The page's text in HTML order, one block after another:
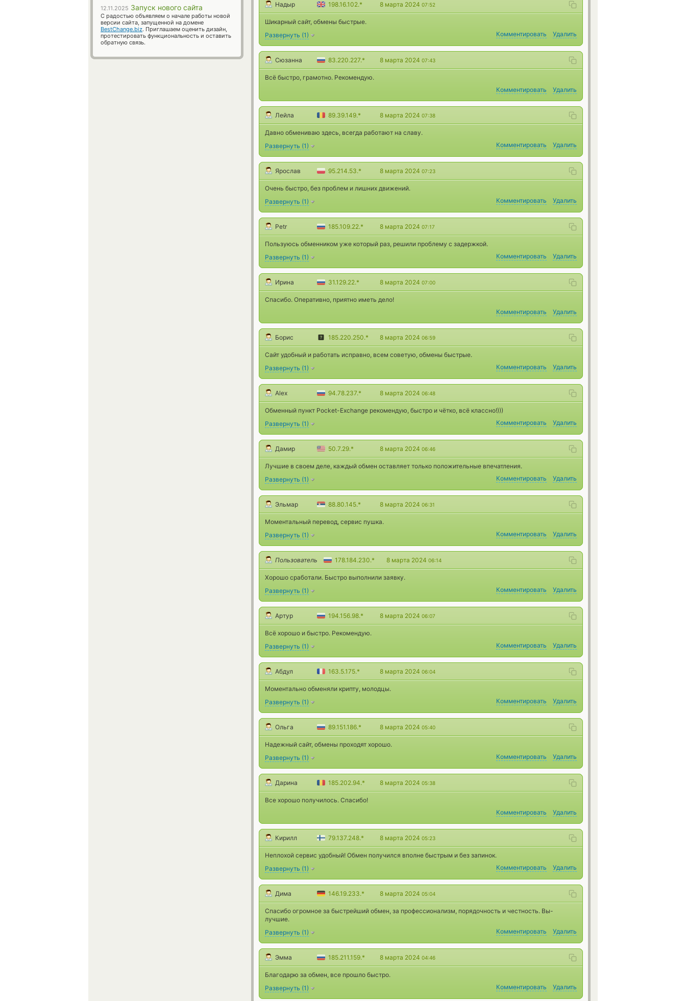
Надыр 198.16.102.* 8 марта 2024 07:52
Шикарный сайт, обмены быстрые.
Развернуть (1) Комментировать Удалить
Сюзанна 83.220.227.* 8 марта 2024 07:43
Всё быстро, грамотно. Рекомендую.
Комментировать
Удалить
Лейла 89.39.149.* 8 марта 2024 07:38
Давно обмениваю здесь, всегда работают на славу.
Развернуть (1) Комментировать Удалить
Ярослав 95.214.53.* 8 марта 2024 07:23
Очень быстро, без проблем и лишних движений.
Развернуть (1) Комментировать Удалить
Petr 185.109.22.* 8 марта 2024 07:17
Пользуюсь обменником уже который раз, решили проблему с задержкой.
Развернуть (1) Комментировать Удалить
Ирина 31.129.22.* 8 марта 2024 07:00
Спасибо. Оперативно, приятно иметь дело!
Комментировать
Удалить
Борис 185.220.250.* 8 марта 2024 06:59
Сайт удобный и работать исправно, всем советую, обмены быстрые.
Развернуть (1) Комментировать Удалить
Alex 94.78.237.* 8 марта 2024 06:48
Обменный пункт Pocket-Exchange рекомендую, быстро и чётко, всё классно!)))
Развернуть (1) Комментировать Удалить
Дамир 50.7.29.* 8 марта 2024 06:46
Лучшие в своем деле, каждый обмен оставляет только положительные впечатления.
Развернуть (1) Комментировать Удалить
Эльмар 88.80.145.* 8 марта 2024 06:31
Моментальный перевод, сервис пушка.
Развернуть (1) Комментировать Удалить
Пользователь 178.184.230.* 8 марта 2024 06:14
Хорошо сработали. Быстро выполнили заявку.
Развернуть (1) Комментировать Удалить
Артур 194.156.98.* 8 марта 2024 06:07
Всё хорошо и быстро. Рекомендую.
Развернуть (1) Комментировать Удалить
Абдул 163.5.175.* 8 марта 2024 06:04
Моментально обменяли крипту, молодцы.
Развернуть (1) Комментировать Удалить
Ольга 89.151.186.* 8 марта 2024 05:40
Надежный сайт, обмены проходят хорошо.
Развернуть (1) Комментировать Удалить
Дарина 185.202.94.* 8 марта 2024 05:38
Все хорошо получилось. Спасибо!
Комментировать
Удалить
Кирилл 79.137.248.* 8 марта 2024 05:23
Неплохой сервис удобный! Обмен получился вполне быстрым и без запинок.
Развернуть (1) Комментировать Удалить
Дима 146.19.233.* 8 марта 2024 05:04
Спасибо огромное за быстрейший обмен, за профессионализм, порядочность и честность. Вы-
лучшие.
Развернуть (1) Комментировать Удалить
Эмма 185.211.159.* 8 марта 2024 04:46
Благодарю за обмен, все прошло быстро.
Развернуть (1) Комментировать Удалить
12.11.2025 Запуск нового сайта
С радостью объявляем о начале работы новой
версии сайта, запущенной на домене
BestChange.biz. Приглашаем оценить дизайн,
протестировать функциональность и оставить
обратную связь.